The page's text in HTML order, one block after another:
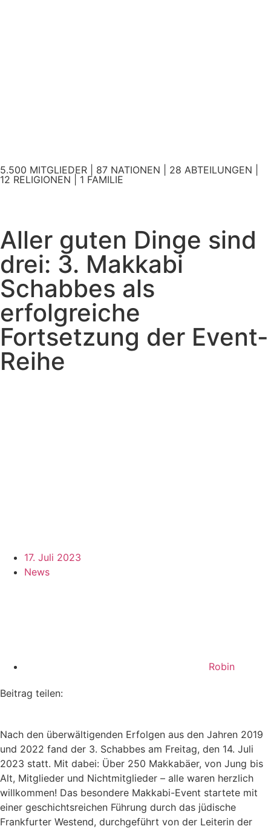
5.500 MITGLIEDER | 87 NATIONEN | 28 ABTEILUNGEN |
12 RELIGIONEN | 1 FAMILIE
Aller guten Dinge sind
drei: 3. Makkabi
Schabbes als
erfolgreiche
Fortsetzung der Event-
Reihe
17. Juli 2023
News
Robin
Beitrag teilen:
Nach den überwältigenden Erfolgen aus den Jahren 2019
und 2022 fand der 3. Schabbes am Freitag, den 14. Juli
2023 statt. Mit dabei: Über 250 Makkabäer, von Jung bis
Alt, Mitglieder und Nichtmitglieder – alle waren herzlich
willkommen! Das besondere Makkabi-Event startete mit
einer geschichtsreichen Führung durch das jüdische
Frankfurter Westend, durchgeführt von der Leiterin der